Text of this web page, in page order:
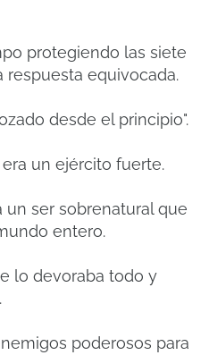
protegiendo las siete
respuesta equivocada.
desde el principio".
un ejército fuerte.
ser sobrenatural que
entero.
lo devoraba todo y
poderosos para